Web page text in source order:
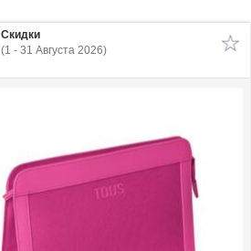
Скидки
(1 - 31 Августа 2026)